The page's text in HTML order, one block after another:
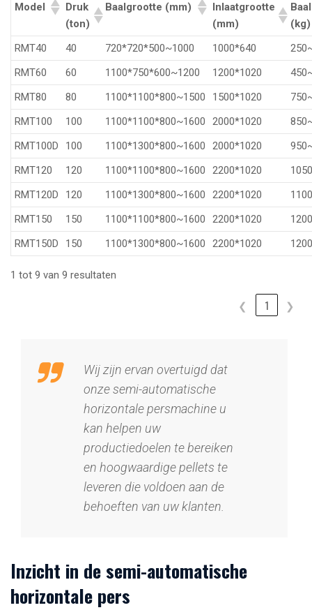
Model
Druk
(ton)
Baalgrootte (mm)
Inlaatgrootte
(mm)
(kg)
RMT40
40 720*720*500~1000 1000*640
RMT60
60 1100*750*600~1200 1200*1020
RMT80
80 1100*1100*800~1500 1500*1020
RMT100
100 1100*1100*800~1600 2000*1020
RMT100D
100 1100*1300*800~1600 2000*1020
RMT120
120 1100*1100*800~1600 2200*1020
RMT120D
120 1100*1300*800~1600 2200*1020
RMT150
150 1100*1100*800~1600 2200*1020
RMT150D
150 1100*1300*800~1600 2200*1020
1 tot 9 van 9 resultaten
❮ 1 ❯
Wij zijn ervan overtuigd dat
onze semi-automatische
horizontale persmachine u
kan helpen uw
productiedoelen te bereiken
en hoogwaardige pellets te
leveren die voldoen aan de
behoeften van uw klanten.
Inzicht in de semi-automatische
horizontale pers